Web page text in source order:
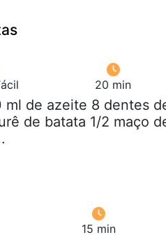
20 min
ml de azeite 8 dentes
de batata 1/2 maço
15 min